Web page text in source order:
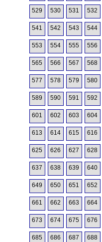
529 530 531 532
541 542 543 544
553 554 555 556
565 566 567 568
577 578 579 580
589 590 591 592
601 602 603 604
613 614 615 616
625 626 627 628
637 638 639 640
649 650 651 652
661 662 663 664
673 674 675 676
685 686 687 688